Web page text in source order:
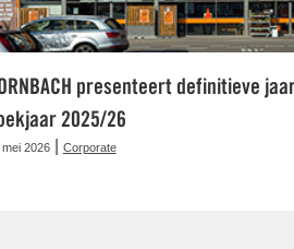
presenteert definitieve
2025/26
mei 2026| Corporate